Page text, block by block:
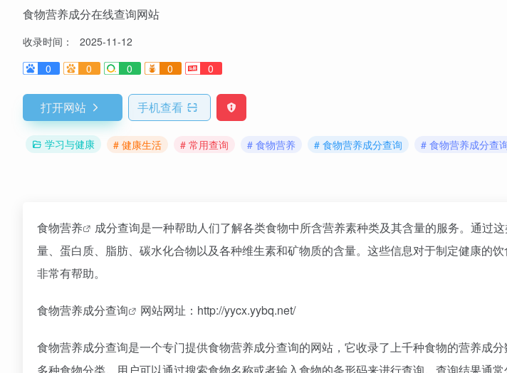
食物营养成分在线查询网站
收录时间：
2025-11-12
0
0 0 0 0
打开网站 手机查看
学习与健康 # 健康生活 # 常用查询 # 食物营养 # 食物营养成分查询 # 食物营养成分查
食物营养
成分查询是一种帮助人们了解各类食物中所含营养素种类及其含量的服务。通过
量、蛋白质、脂肪、碳水化合物以及各种维生素和矿物质的含量。这些信息对于制定健康的
非常有帮助。
食物营养成分查询 网站网址：http://yycx.yybq.net/
食物营养成分查询是一个专门提供食物营养成分查询的网站，它收录了上千种食物的营养成